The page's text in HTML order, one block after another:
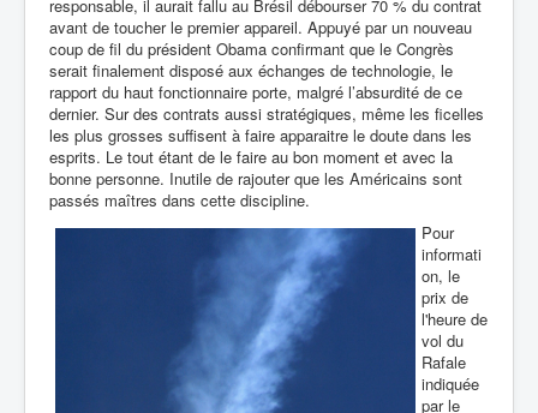
responsable, il aurait fallu au Brésil débourser 70 % du contrat
avant de toucher le premier appareil. Appuyé par un nouveau
coup de fil du président Obama confirmant que le Congrès
serait finalement disposé aux échanges de technologie, le
rapport du haut fonctionnaire porte, malgré l’absurdité de ce
dernier. Sur des contrats aussi stratégiques, même les ficelles
les plus grosses suffisent à faire apparaitre le doute dans les
esprits. Le tout étant de le faire au bon moment et avec la
bonne personne. Inutile de rajouter que les Américains sont
passés maîtres dans cette discipline.
Pour
informati
on, le
prix de
l'heure de
vol du
Rafale
indiquée
par le